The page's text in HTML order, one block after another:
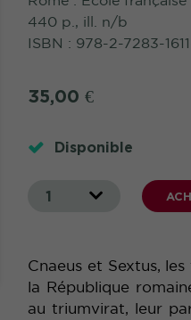
440 p., ill. n/b
ISBN : 978-2-7283-
35,00 €
Disponible
1
Cnaeus et Sextus,
la République
au triumvirat, leur